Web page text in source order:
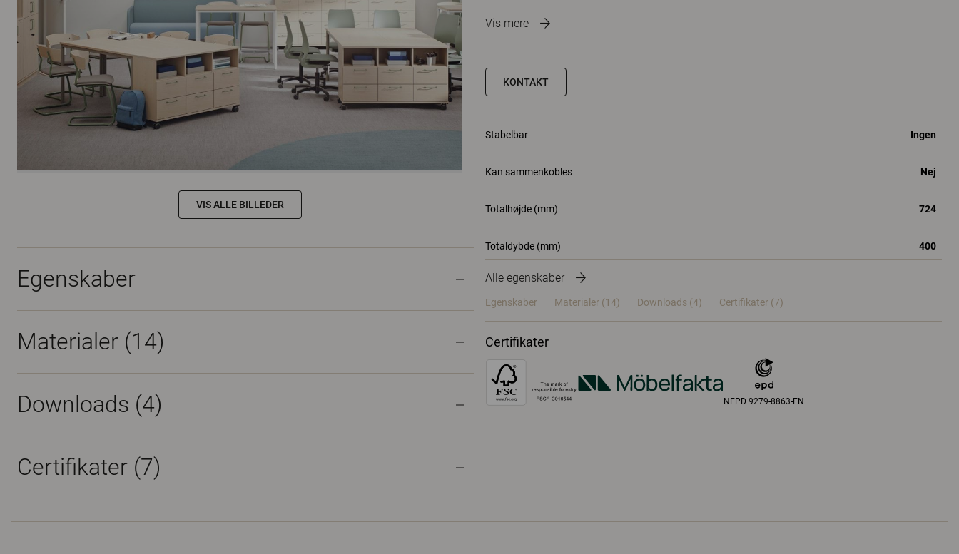
Vis mere
KONTAKT
Stabelbar Ingen
Kan sammenkobles Nej
Totalhøjde (mm) 724
Totaldybde (mm) 400
Alle egenskaber
Egenskaber Materialer (14) Downloads (4) Certifikater (7)
Certifikater
NEPD 9279-8863-EN
VIS ALLE BILLEDER
Egenskaber
Materialer (14)
Downloads (4)
Certifikater (7)